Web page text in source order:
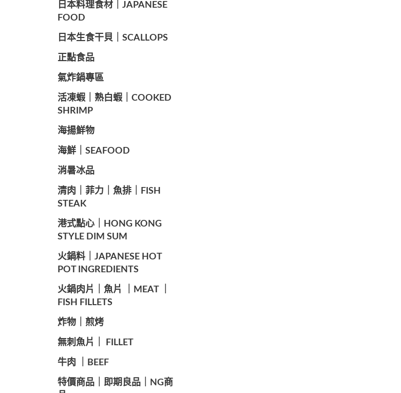
️日本料理食材｜JAPANESE
FOOD
日本生食干貝｜SCALLOPS
正點食品
️氣炸鍋專區
️活凍蝦｜熟白蝦｜COOKED
SHRIMP
海揚鮮物
海鮮｜SEAFOOD
️消暑冰品
️清肉｜菲力｜魚排｜FISH
STEAK
️港式點心｜HONG KONG
STYLE DIM SUM
️火鍋料｜JAPANESE HOT
POT INGREDIENTS
️火鍋肉片｜魚片 ｜MEAT ｜
FISH FILLETS
️炸物｜煎烤
️無刺魚片｜ FILLET
牛肉 ｜BEEF
️特價商品｜即期良品｜NG商